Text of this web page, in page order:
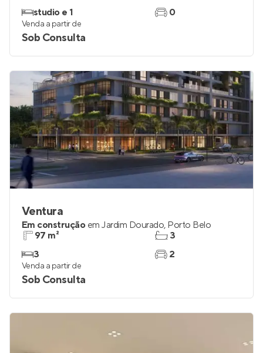
studio e 1
0
Venda a partir de
Sob Consulta
Ventura
Em construção em Jardim Dourado, Porto Belo
97 m²
3
3
2
Venda a partir de
Sob Consulta